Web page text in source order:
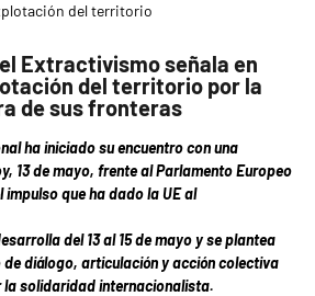
Extractivismo señala en
del territorio por la
de sus fronteras
ha iniciado su encuentro con una
13 de mayo, frente al Parlamento Europeo
impulso que ha dado la UE al
del 13 al 15 de mayo y se plantea
de diálogo, articulación y acción colectiva
solidaridad internacionalista.